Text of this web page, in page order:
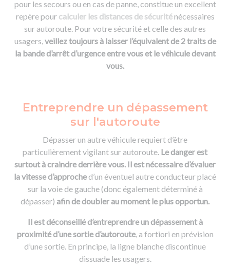
pour les secours ou en cas de panne, constitue un excellent
repère pour calculer les distances de sécuriténécessaires
sur autoroute. Pour votre sécurité et celle des autres
usagers,veillez toujours à laisser l’équivalent de 2 traits de
la bande d’arrêt d’urgence entre vous et le véhicule devant
vous.
Entreprendre un dépassement
sur l'autoroute
Dépasser un autre véhicule requiert d’être
particulièrement vigilant sur autoroute. Le danger est
surtout à craindre derrière vous. Il est nécessaire d’évaluer
la vitesse d’approche d’un éventuel autre conducteur placé
sur la voie de gauche (donc également déterminé à
dépasser) afin de doubler au moment le plus opportun.
Il est déconseillé d’entreprendre un dépassement à
proximité d’une sortie d’autoroute, a fortiori en prévision
d’une sortie. En principe, la ligne blanche discontinue
dissuade les usagers.